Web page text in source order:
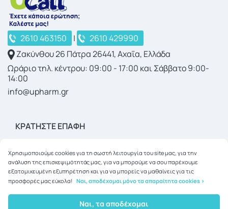
2610 463150 |
2610 429990
Ζακύνθου 26 Πάτρα 26441, Αχαΐα, Ελλάδα
Ωράριο τηλ. κέντρου: 09:00 - 17:00 και Σάββατο 9:00-
14:00
info@upharm.gr
ΚΡΑΤΉΣΤΕ ΕΠΑΦΉ
Copyright © 2026 upharm.gr
Χρησιμοποιούμε cookies για τη σωστή λειτουργία του site μας, για την
ανάλυση της επισκεψιμότητάς μας, για να μπορούμε να σου παρέχουμε
εξατομικευμένη εξυπηρέτηση και για να μπορείς να μαθαίνεις για τις
προσφορές μας εύκολα! Ναι, αποδέχομαι μόνο τα απαραίτητα cookies >
Ναι, τα αποδέχομαι